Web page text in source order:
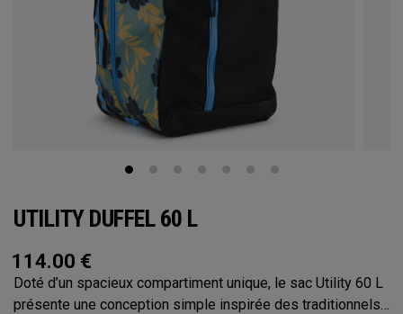
UTILITY DUFFEL 60 L
114.00 €
Doté d’un spacieux compartiment unique, le sac Utility 60 L
présente une conception simple inspirée des traditionnels